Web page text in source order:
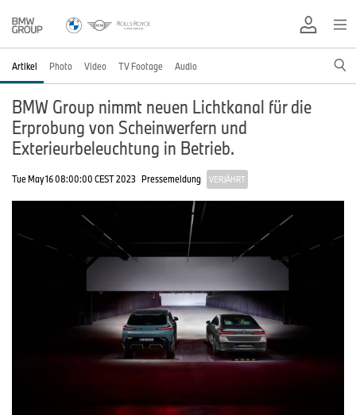
Artikel Photo Video TV Footage Audio
BMW Group nimmt neuen Lichtkanal für die
Erprobung von Scheinwerfern und
Exterieurbeleuchtung in Betrieb.
Tue May 16 08:00:00 CEST 2023 Pressemeldung VERJÄHRT